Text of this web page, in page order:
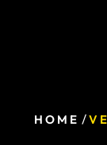
HOME /